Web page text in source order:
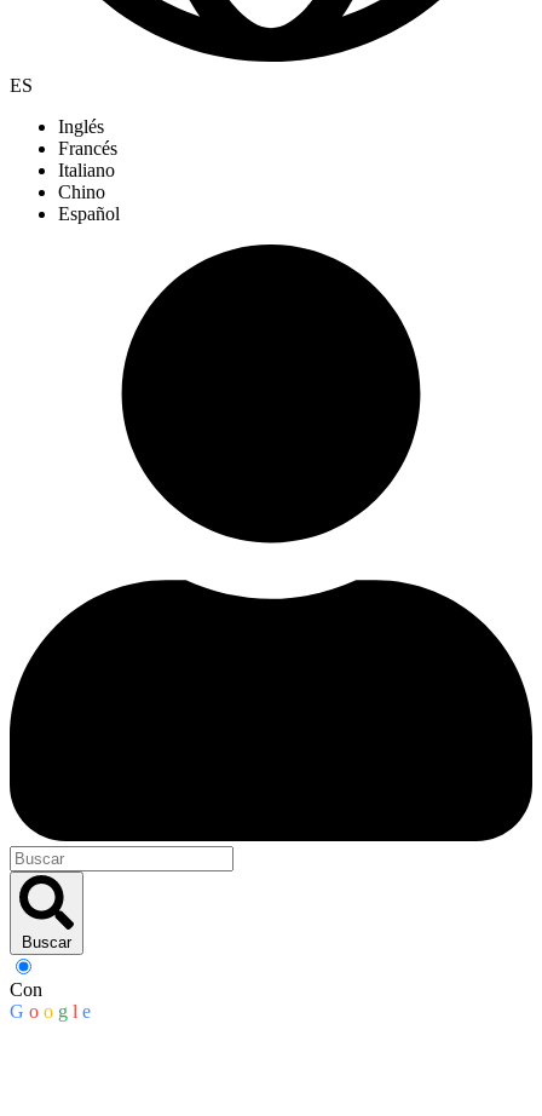
ES
Inglés
Francés
Italiano
Chino
Español
Buscar
Con
G o o g l e